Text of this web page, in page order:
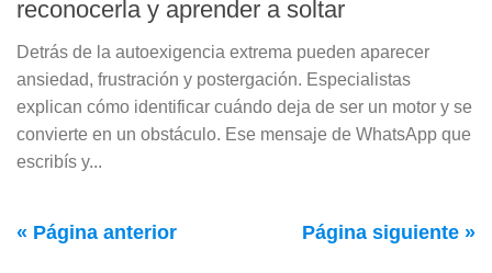
reconocerla y aprender a soltar
Detrás de la autoexigencia extrema pueden aparecer
ansiedad, frustración y postergación. Especialistas
explican cómo identificar cuándo deja de ser un motor y se
convierte en un obstáculo. Ese mensaje de WhatsApp que
escribís y...
« Página anterior Página siguiente »